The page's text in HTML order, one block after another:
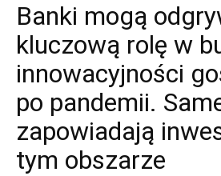
Banki mogą
kluczową rolę w
innowacyjności
po pandemii.
zapowiadają
tym obszarze